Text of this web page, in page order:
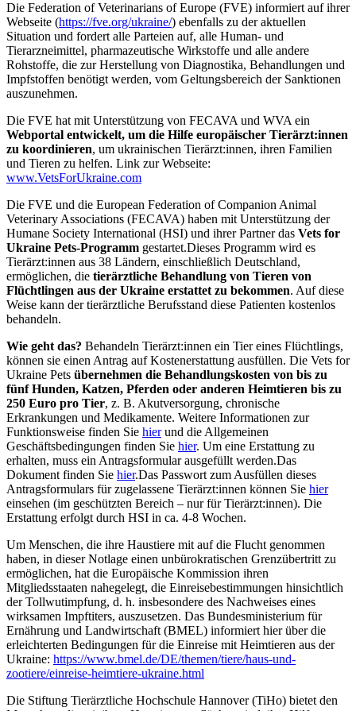
Die Federation of Veterinarians of Europe (FVE) informiert auf ihrer
Webseite (https://fve.org/ukraine/) ebenfalls zu der aktuellen
Situation und fordert alle Parteien auf, alle Human- und
Tierarzneimittel, pharmazeutische Wirkstoffe und alle andere
Rohstoffe, die zur Herstellung von Diagnostika, Behandlungen und
Impfstoffen benötigt werden, vom Geltungsbereich der Sanktionen
auszunehmen.
Die FVE hat mit Unterstützung von FECAVA und WVA ein
Webportal entwickelt, um die Hilfe europäischer Tierärzt:innen
zu koordinieren, um ukrainischen Tierärzt:innen, ihren Familien
und Tieren zu helfen. Link zur Webseite:
www.VetsForUkraine.com
Die FVE und die European Federation of Companion Animal
Veterinary Associations (FECAVA) haben mit Unterstützung der
Humane Society International (HSI) und ihrer Partner das Vets for
Ukraine Pets-Programm gestartet.Dieses Programm wird es
Tierärzt:innen aus 38 Ländern, einschließlich Deutschland,
ermöglichen, die tierärztliche Behandlung von Tieren von
Flüchtlingen aus der Ukraine erstattet zu bekommen. Auf diese
Weise kann der tierärztliche Berufsstand diese Patienten kostenlos
behandeln.
Wie geht das? Behandeln Tierärzt:innen ein Tier eines Flüchtlings,
können sie einen Antrag auf Kostenerstattung ausfüllen. Die Vets for
Ukraine Pets übernehmen die Behandlungskosten von bis zu
fünf Hunden, Katzen, Pferden oder anderen Heimtieren bis zu
250 Euro pro Tier, z. B. Akutversorgung, chronische
Erkrankungen und Medikamente. Weitere Informationen zur
Funktionsweise finden Sie hierund die Allgemeinen
Geschäftsbedingungen finden Sie hier. Um eine Erstattung zu
erhalten, muss ein Antragsformular ausgefüllt werden.Das
Dokument finden Sie hier.Das Passwort zum Ausfüllen dieses
Antragsformulars für zugelassene Tierärzt:innen können Sie hier
einsehen (im geschützten Bereich – nur für Tierärzt:innen). Die
Erstattung erfolgt durch HSI in ca. 4-8 Wochen.
Um Menschen, die ihre Haustiere mit auf die Flucht genommen
haben, in dieser Notlage einen unbürokratischen Grenzübertritt zu
ermöglichen, hat die Europäische Kommission ihren
Mitgliedsstaaten nahegelegt, die Einreisebestimmungen hinsichtlich
der Tollwutimpfung, d. h. insbesondere des Nachweises eines
wirksamen Impftiters, auszusetzen. Das Bundesministerium für
Ernährung und Landwirtschaft (BMEL) informiert hier über die
erleichterten Bedingungen für die Einreise mit Heimtieren aus der
Ukraine: https://www.bmel.de/DE/themen/tiere/haus-und-
zootiere/einreise-heimtiere-ukraine.html
Die Stiftung Tierärztliche Hochschule Hannover (TiHo) bietet den